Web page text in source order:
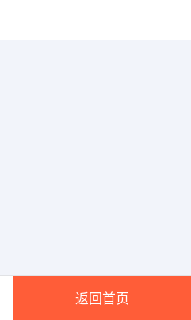
返回首页